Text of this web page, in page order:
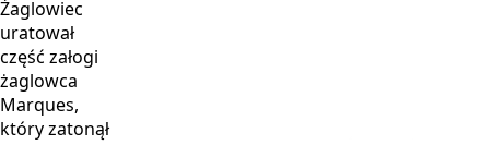
Żaglowiec
uratował
część załogi
żaglowca
Marques,
który zatonął